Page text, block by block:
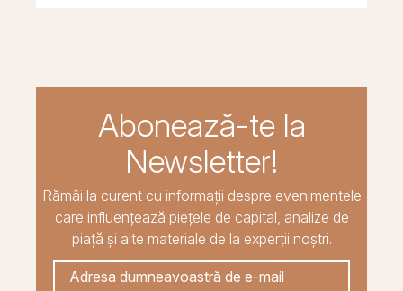
Abonează-te la
Newsletter!
Rămâi la curent cu informații despre evenimentele
care influențează piețele de capital, analize de
piață și alte materiale de la experții noștri.